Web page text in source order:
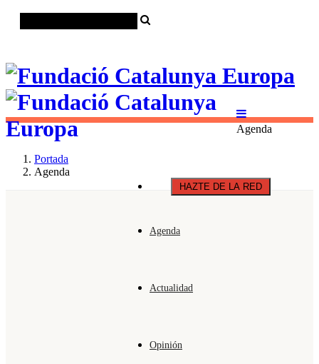
HAZTE DE LA RED
Agenda
Actualidad
Opinión
Agenda
Portada
Agenda